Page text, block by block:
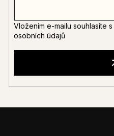
Vložením e-mailu souhlasíte s
osobních údajů